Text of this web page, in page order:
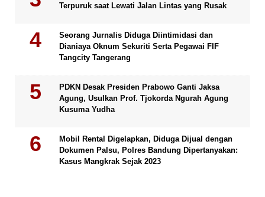
Terpuruk saat Lewati Jalan Lintas yang Rusak
Seorang Jurnalis Diduga Diintimidasi dan
Dianiaya Oknum Sekuriti Serta Pegawai FIF
Tangcity Tangerang
PDKN Desak Presiden Prabowo Ganti Jaksa
Agung, Usulkan Prof. Tjokorda Ngurah Agung
Kusuma Yudha
Mobil Rental Digelapkan, Diduga Dijual dengan
Dokumen Palsu, Polres Bandung Dipertanyakan:
Kasus Mangkrak Sejak 2023